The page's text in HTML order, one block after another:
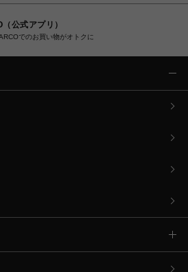
公式アプリ）
でのお買い物がオトクに